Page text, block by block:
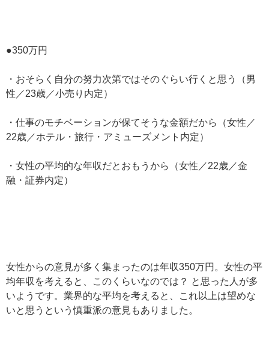
●350万円
・おそらく自分の努力次第ではそのぐらい行くと思う（男
性／23歳／小売り内定）
・仕事のモチベーションが保てそうな金額だから（女性／
22歳／ホテル・旅行・アミューズメント内定）
・女性の平均的な年収だとおもうから（女性／22歳／金
融・証券内定）
女性からの意見が多く集まったのは年収350万円。女性の平
均年収を考えると、このくらいなのでは？ と思った人が多
いようです。業界的な平均を考えると、これ以上は望めな
いと思うという慎重派の意見もありました。